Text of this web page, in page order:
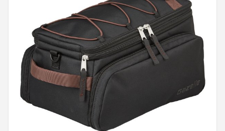
Elektrische fietsen
Mountainbikes
Shop
POPULAIRE MERKEN